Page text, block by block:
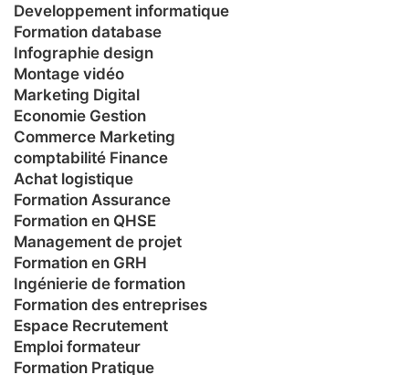
Developpement informatique
Formation database
Infographie design
Montage vidéo
Marketing Digital
Economie Gestion
Commerce Marketing
comptabilité Finance
Achat logistique
Formation Assurance
Formation en QHSE
Management de projet
Formation en GRH
Ingénierie de formation
Formation des entreprises
Espace Recrutement
Emploi formateur
Formation Pratique